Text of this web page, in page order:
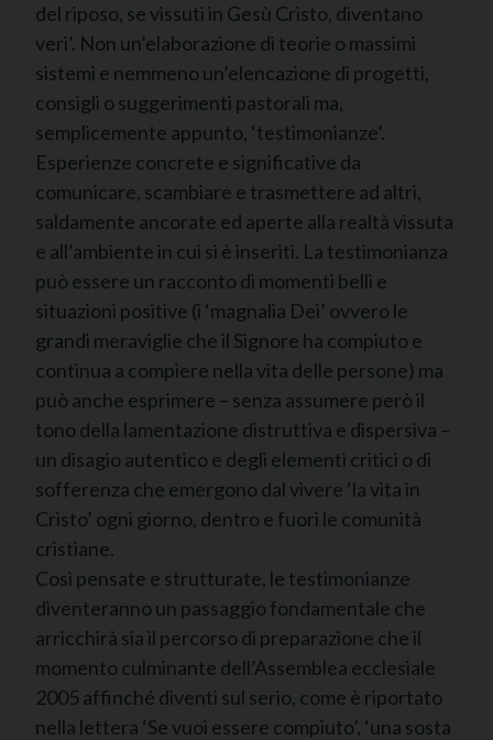
del riposo, se vissuti in Gesù Cristo, diventano
veri’. Non un’elaborazione di teorie o massimi
sistemi e nemmeno un’elencazione di progetti,
consigli o suggerimenti pastorali ma,
semplicemente appunto, ‘testimonianze’.
Esperienze concrete e significative da
comunicare, scambiare e trasmettere ad altri,
saldamente ancorate ed aperte alla realtà vissuta
e all’ambiente in cui si è inseriti. La testimonianza
può essere un racconto di momenti belli e
situazioni positive (i ‘magnalia Dei’ ovvero le
grandi meraviglie che il Signore ha compiuto e
continua a compiere nella vita delle persone) ma
può anche esprimere – senza assumere però il
tono della lamentazione distruttiva e dispersiva –
un disagio autentico e degli elementi critici o di
sofferenza che emergono dal vivere ‘la vita in
Cristo’ ogni giorno, dentro e fuori le comunità
cristiane.
Così pensate e strutturate, le testimonianze
diventeranno un passaggio fondamentale che
arricchirà sia il percorso di preparazione che il
momento culminante dell’Assemblea ecclesiale
2005 affinché diventi sul serio, come è riportato
nella lettera ‘Se vuoi essere compiuto’, ‘una sosta